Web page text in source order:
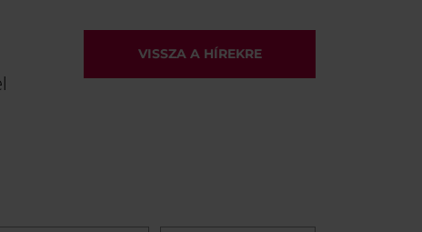
VISSZA A HÍREKRE